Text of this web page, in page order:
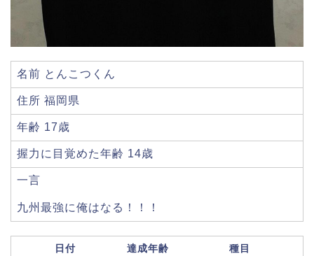
名前 とんこつくん
住所 福岡県
年齢 17歳
握力に目覚めた年齢 14歳
一言
九州最強に俺はなる！！！
日付 達成年齢 種目